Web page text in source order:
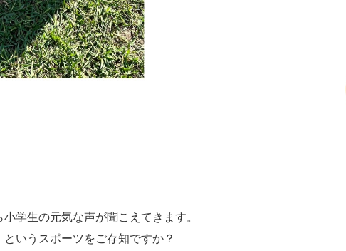
学生の元気な声が聞こえてきます。
いうスポーツをご存知ですか？